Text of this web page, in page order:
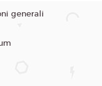
generali